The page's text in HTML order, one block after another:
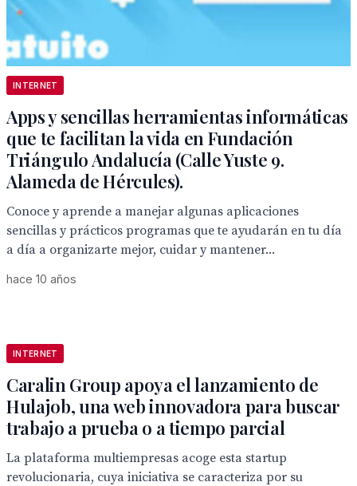
INTERNET
Apps y sencillas herramientas informáticas
que te facilitan la vida en Fundación
Triángulo Andalucía (Calle Yuste 9.
Alameda de Hércules).
Conoce y aprende a manejar algunas aplicaciones
sencillas y prácticos programas que te ayudarán en tu día
a día a organizarte mejor, cuidar y mantener...
hace 10 años
INTERNET
Caralin Group apoya el lanzamiento de
Hulajob, una web innovadora para buscar
trabajo a prueba o a tiempo parcial
La plataforma multiempresas acoge esta startup
revolucionaria, cuya iniciativa se caracteriza por su